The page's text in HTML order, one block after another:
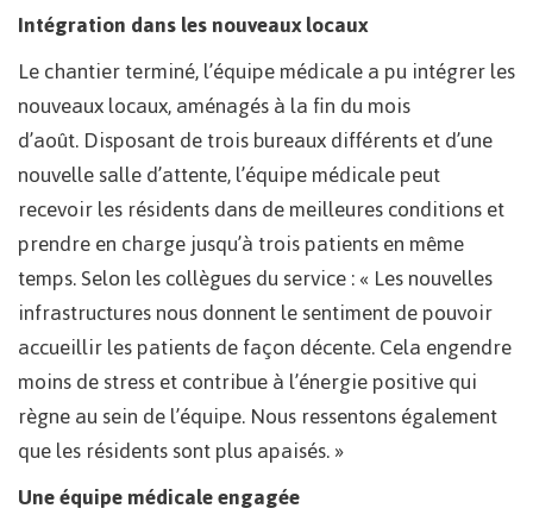
Intégration dans les nouveaux locaux
Le chantier terminé, l’équipe médicale a pu intégrer les
nouveaux locaux, aménagés à la fin du mois
d’août. Disposant de trois bureaux différents et d’une
nouvelle salle d’attente, l’équipe médicale peut
recevoir les résidents dans de meilleures conditions et
prendre en charge jusqu’à trois patients en même
temps. Selon les collègues du service : « Les nouvelles
infrastructures nous donnent le sentiment de pouvoir
accueillir les patients de façon décente. Cela engendre
moins de stress et contribue à l’énergie positive qui
règne au sein de l’équipe. Nous ressentons également
que les résidents sont plus apaisés. »
Une équipe médicale engagée